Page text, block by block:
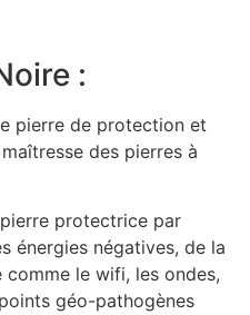
:
pierre de protection et
maîtresse des pierres à
protectrice par
énergies négatives, de la
le wifi, les ondes,
géo-pathogènes